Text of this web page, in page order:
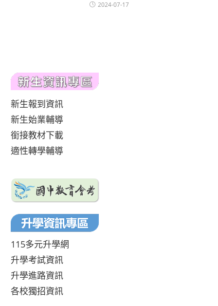
2024-07-17
新生報到資訊
新生始業輔導
銜接教材下載
適性轉學輔導
115多元升學網
升學考試資訊
升學進路資訊
各校獨招資訊